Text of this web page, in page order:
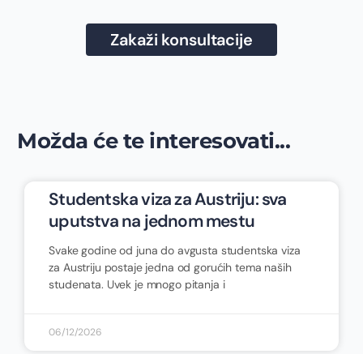
Zakaži konsultacije
Možda će te interesovati...
Studentska viza za Austriju: sva
uputstva na jednom mestu
Svake godine od juna do avgusta studentska viza
za Austriju postaje jedna od gorućih tema naših
studenata. Uvek je mnogo pitanja i
06/12/2026